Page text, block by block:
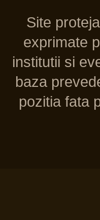
Site
exprimate
institutii si
baza
pozitia fata